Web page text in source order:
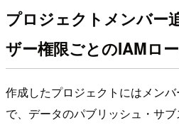
プロジェクトメンバー
ザー権限ごとのIAMロ
作成したプロジェクトにはメン
で、データのパブリッシュ・サ